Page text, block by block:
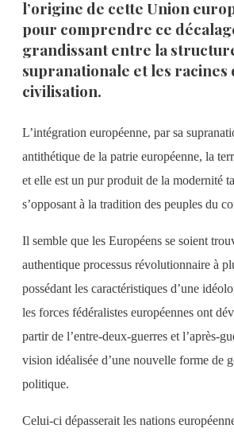
l’origine de cette Union
pour comprendre ce
grandissant entre la
supranationale et les racines
civilisation.
L’intégration européenne, par sa
antithétique de la patrie européenne, la
et elle est un pur produit de la modernité
s’opposant à la tradition des peuples du
Il semble que les Européens se soient
authentique processus révolutionnaire à
possédant les caractéristiques d’une
les forces fédéralistes européennes ont
partir de l’entre-deux-guerres et l’après-
vision idéalisée d’une nouvelle forme de
politique.
Celui-ci dépasserait les nations